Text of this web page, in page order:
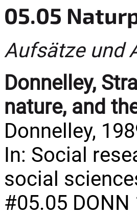
05.05
Aufsätze und
Donnelley,
nature, and
Donnelley,
In: Social
social
#05.05 DONN